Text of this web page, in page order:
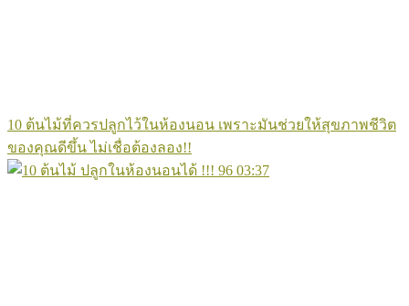
10 ต้นไม้ที่ควรปลูกไว้ในห้องนอน เพราะมันช่วยให้สุขภาพชีวิต
ของคุณดีขึ้น ไม่เชื่อต้องลอง!!
96 03:37